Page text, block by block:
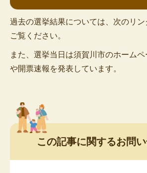
過去の選挙結果については、次のリ
ご覧ください。
また、選挙当日は須賀川市のホーム
や開票速報を発表しています。
この記事に関するお問